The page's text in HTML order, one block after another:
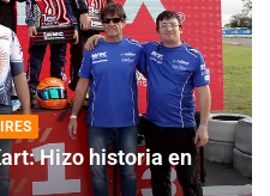
Hizo historia en